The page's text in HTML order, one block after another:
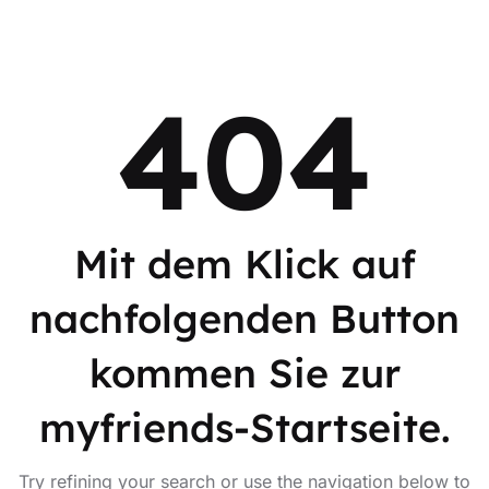
404
Mit dem Klick auf
nachfolgenden Button
kommen Sie zur
myfriends-Startseite.
Try refining your search or use the navigation below to